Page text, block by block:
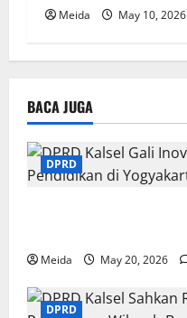
Meida May 10, 2026
BACA JUGA
DPRD
Meida May 20, 2026
DPRD